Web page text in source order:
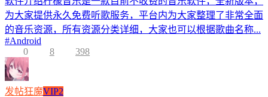
为大家提供永久免费听歌服务，平台内为大家整理了非常全面
的音乐资源，所有资源分类详细，大家也可以根据歌曲名称...
#Android
0
8 398
发帖狂魔VIP2